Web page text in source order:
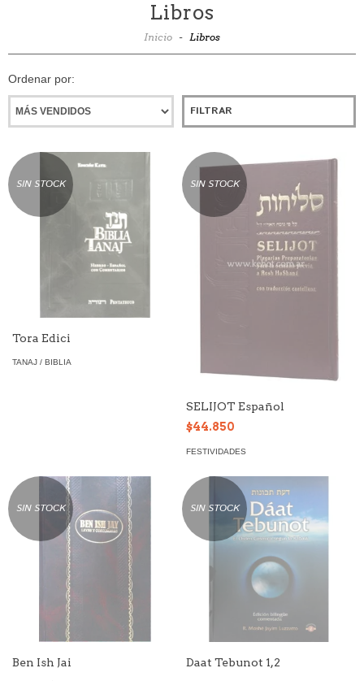
Libros
Inicio - Libros
Ordenar por:
FILTRAR
SIN STOCK
Tora Edici
TANAJ / BIBLIA
SIN STOCK
SELIJOT Español
$44.850
FESTIVIDADES
SIN STOCK
Ben Ish Jai
SIN STOCK
Daat Tebunot 1,2